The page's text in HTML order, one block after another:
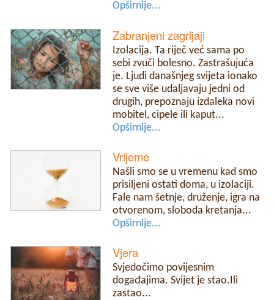
Opširnije...
Zabranjeni zagrljaji
Izolacija. Ta riječ već sama po
sebi zvuči bolesno. Zastrašujuća
je. Ljudi današnjeg svijeta ionako
se sve više udaljavaju jedni od
drugih, prepoznaju izdaleka novi
mobitel, cipele ili kaput...
Opširnije...
Vrijeme
Našli smo se u vremenu kad smo
prisiljeni ostati doma, u izolaciji.
Fale nam šetnje, druženje, igra na
otvorenom, sloboda kretanja...
Opširnije...
Vjera
Svjedočimo povijesnim
događajima. Svijet je stao.Ili
zastao...